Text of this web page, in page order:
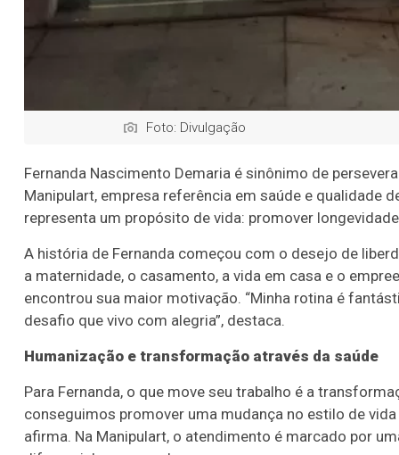
Foto: Divulgação
Fernanda Nascimento Demaria é sinônimo de
Manipulart, empresa referência em saúde e qualidade
representa um propósito de vida: promover
A história de Fernanda começou com o desejo de
a maternidade, o casamento, a vida em casa e o
encontrou sua maior motivação. “Minha rotina é
desafio que vivo com alegria”, destaca.
Humanização e transformação através da saúde
Para Fernanda, o que move seu trabalho é a
conseguimos promover uma mudança no estilo de
afirma. Na Manipulart, o atendimento é marcado por